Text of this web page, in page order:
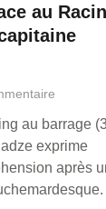
au
au barrage
exprime
après